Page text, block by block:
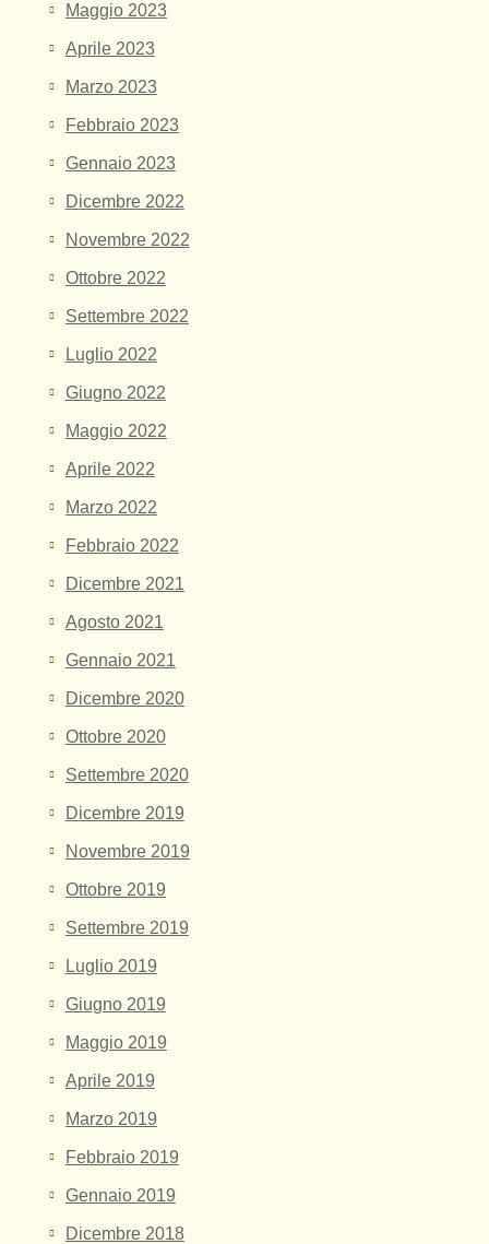
Maggio 2023
Aprile 2023
Marzo 2023
Febbraio 2023
Gennaio 2023
Dicembre 2022
Novembre 2022
Ottobre 2022
Settembre 2022
Luglio 2022
Giugno 2022
Maggio 2022
Aprile 2022
Marzo 2022
Febbraio 2022
Dicembre 2021
Agosto 2021
Gennaio 2021
Dicembre 2020
Ottobre 2020
Settembre 2020
Dicembre 2019
Novembre 2019
Ottobre 2019
Settembre 2019
Luglio 2019
Giugno 2019
Maggio 2019
Aprile 2019
Marzo 2019
Febbraio 2019
Gennaio 2019
Dicembre 2018